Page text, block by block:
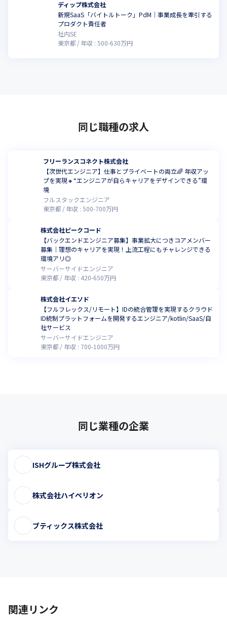
ディップ株式会社
新規SaaS「バイトルトーク」PdM｜事業成長を牽引する
プロダクト責任者
社内SE
東京都
年収 :500-630万円
同じ職種の求人
フリーランスコネクト株式会社
【次世代エンジニア】仕事とプライベートの両立🌈 年収アッ
プを実現🔸“エンジニアが自らキャリアをデザインできる”環
境
フルスタックエンジニア
東京都
年収 :500-700万円
株式会社ピークコード
【バックエンドエンジニア募集】事業拡大につきコアメンバー
募集｜理想のキャリアを実現！上流工程にもチャレンジできる
環境アリ◎
サーバーサイドエンジニア
東京都
年収 : 420-650万円
株式会社イエソド
【フルフレックス/リモート】IDの統合管理を実現するクラウド
ID統制プラットフォームを開発するエンジニア/kotlin/SaaS/自
社サービス
サーバーサイドエンジニア
東京都
年収 : 700-1000万円
同じ業種の企業
ISHグループ株式会社
株式会社ハイペリオン
ブティックス株式会社
関連リンク